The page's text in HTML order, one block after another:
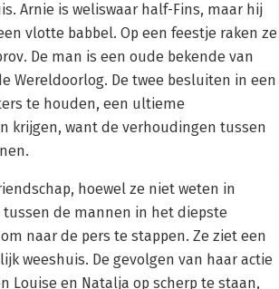
Arnie is weliswaar half-Fins, maar hij
vlotte babbel. Op een feestje raken ze
De man is een oude bekende van
Wereldoorlog. De twee besluiten in een
te houden, een ultieme
krijgen, want de verhoudingen tussen
hoewel ze niet weten in
tussen de mannen in het diepste
naar de pers te stappen. Ze ziet een
weeshuis. De gevolgen van haar actie
en Natalja op scherp te staan,